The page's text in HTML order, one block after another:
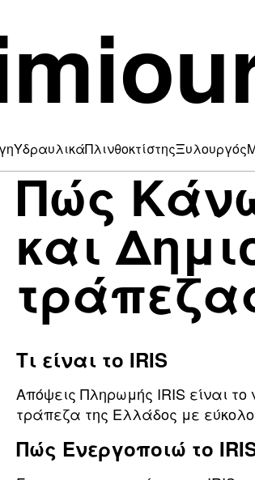
ΥδραυλικάΠλινθοκτίστηςΞυλουργός
Πώς
και
Τι είναι το IRIS
Aπόψεις Πληρωμής IRIS είναι
τράπεζα της Ελλάδος με
Πώς Ενεργοποιώ το